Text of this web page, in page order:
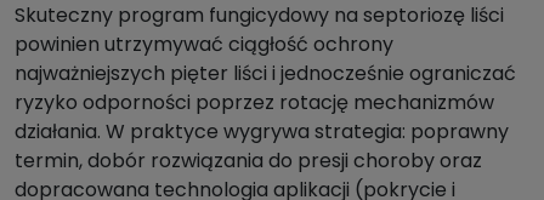
Skuteczny program fungicydowy na septoriozę liści
powinien utrzymywać ciągłość ochrony
najważniejszych pięter liści i jednocześnie ograniczać
ryzyko odporności poprzez rotację mechanizmów
działania. W praktyce wygrywa strategia: poprawny
termin, dobór rozwiązania do presji choroby oraz
dopracowana technologia aplikacji (pokrycie i